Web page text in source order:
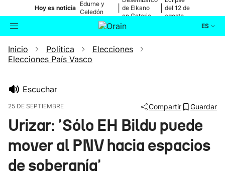
Hoy es noticia
Edurne y
Celedón
de Elkano
en Getaria
del 12 de
agosto
ES
Buscador Actualidad
Ikusmiran
Eguraldia
Inicio Política
Elecciones
Elecciones País Vasco
Escuchar
25 DE SEPTIEMBRE Compartir Guardar
Urizar: 'Sólo EH Bildu puede
mover al PNV hacia espacios
de soberanía'